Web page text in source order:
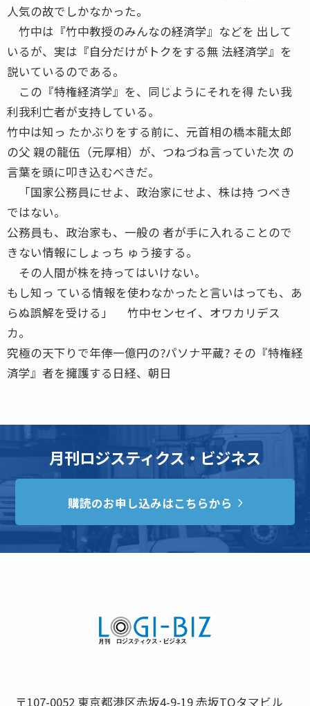
人気の故でしかなかった。
竹中は『竹中教授のみんなの経済学』などを 出して
いるが、実は『自分だけがトクをする無 法経済学』を
説いているのである。
この『特権経済学』を、同じようにそれを得 たい我
利我利亡者が支持している。
竹中は知っ たかぶりをする前に、元首相の橋本龍太郎
の父 親の龍伍（元厚相）が、つねづね言っていた次 の
言葉を頭に叩き込むべきだ。
「国家公務員にせよ、政治家にせよ、株は持 つべき
ではない。
公務員も、政治家も、一般の 者が手に入れることので
きない情報にしょっち ゅう接する。
その人間が株を持ってはいけない。
もし知っ ている情報を使わなかったと言いはっても、あ
らぬ誤解を受ける」 竹中センセイ、オワカリデス
カ。
究極の天下りで年俸一億円の?パソナ平蔵? その『特権経
済学』者を擁護する日経、朝日
月刊ロジスティクス・ビジネス
購読のお申し込みはこちらから
〒107-0052 東京都港区赤坂4-9-19 赤坂TOタマビル